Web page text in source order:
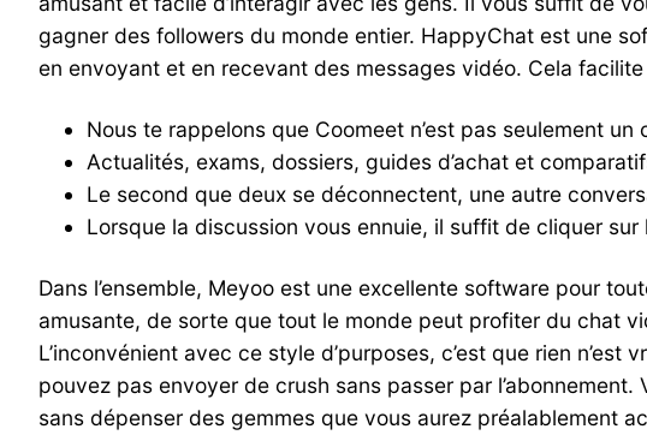
gagner des followers du monde entier. HappyChat est une
en envoyant et en recevant des messages vidéo. Cela
Nous te rappelons que Coomeet n’est pas seulement un
Actualités, exams, dossiers, guides d’achat et
Le second que deux se déconnectent, une autre
Lorsque la discussion vous ennuie, il suffit de cliquer
Dans l’ensemble, Meyoo est une excellente software pour
amusante, de sorte que tout le monde peut profiter du chat
L’inconvénient avec ce style d’purposes, c’est que rien
pouvez pas envoyer de crush sans passer par
sans dépenser des gemmes que vous aurez préalablement